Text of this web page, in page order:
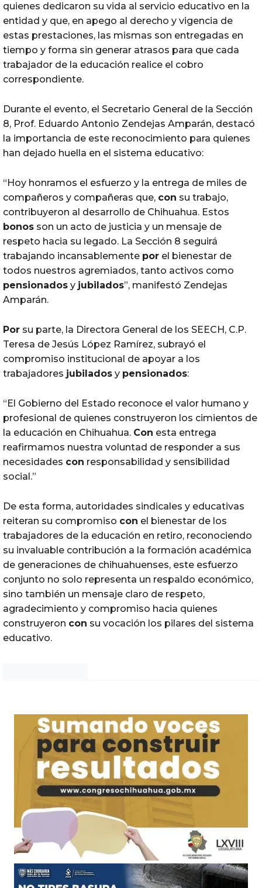
quienes dedicaron su vida al servicio educativo en la
entidad y que, en apego al derecho y vigencia de
estas prestaciones, las mismas son entregadas en
tiempo y forma sin generar atrasos para que cada
trabajador de la educación realice el cobro
correspondiente.
Durante el evento, el Secretario General de la Sección
8, Prof. Eduardo Antonio Zendejas Amparán, destacó
la importancia de este reconocimiento para quienes
han dejado huella en el sistema educativo:
“Hoy honramos el esfuerzo y la entrega de miles de
compañeros y compañeras que, con su trabajo,
contribuyeron al desarrollo de Chihuahua. Estos
bonos son un acto de justicia y un mensaje de
respeto hacia su legado. La Sección 8 seguirá
trabajando incansablemente por el bienestar de
todos nuestros agremiados, tanto activos como
pensionados y jubilados”, manifestó Zendejas
Amparán.
Por su parte, la Directora General de los SEECH, C.P.
Teresa de Jesús López Ramírez, subrayó el
compromiso institucional de apoyar a los
trabajadores jubilados y pensionados:
“El Gobierno del Estado reconoce el valor humano y
profesional de quienes construyeron los cimientos de
la educación en Chihuahua. Con esta entrega
reafirmamos nuestra voluntad de responder a sus
necesidades con responsabilidad y sensibilidad
social.”
De esta forma, autoridades sindicales y educativas
reiteran su compromiso con el bienestar de los
trabajadores de la educación en retiro, reconociendo
su invaluable contribución a la formación académica
de generaciones de chihuahuenses, este esfuerzo
conjunto no solo representa un respaldo económico,
sino también un mensaje claro de respeto,
agradecimiento y compromiso hacia quienes
construyeron con su vocación los pilares del sistema
educativo.